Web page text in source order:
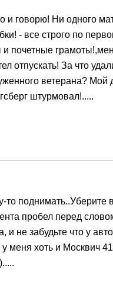
и говорю! Ни одного
- все строго по
почетные
отпускать! За что
ветерана? Мой
штурмовал!.....
то поднимать..Уберите
пробел перед
и не забудьте что у
меня хоть и Москвич